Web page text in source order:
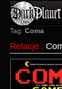
Artykuły
Tag: Coma
Relacje :